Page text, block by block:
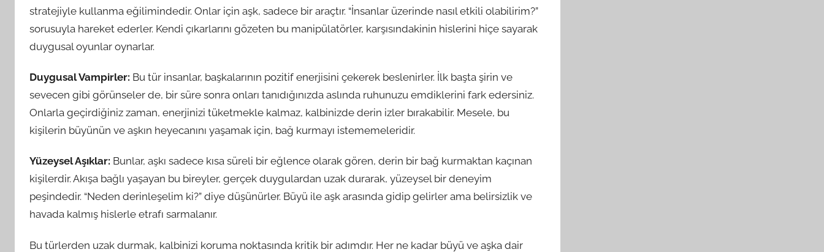
stratejiyle kullanma eğilimindedir. Onlar için aşk, sadece bir araçtır. “İnsanlar üzerinde nasıl etkili olabilirim?”
sorusuyla hareket ederler. Kendi çıkarlarını gözeten bu manipülatörler, karşısındakinin hislerini hiçe sayarak
duygusal oyunlar oynarlar.
Duygusal Vampirler: Bu tür insanlar, başkalarının pozitif enerjisini çekerek beslenirler. İlk başta şirin ve
sevecen gibi görünseler de, bir süre sonra onları tanıdığınızda aslında ruhunuzu emdiklerini fark edersiniz.
Onlarla geçirdiğiniz zaman, enerjinizi tüketmekle kalmaz, kalbinizde derin izler bırakabilir. Mesele, bu
kişilerin büyünün ve aşkın heyecanını yaşamak için, bağ kurmayı istememeleridir.
Yüzeysel Aşıklar: Bunlar, aşkı sadece kısa süreli bir eğlence olarak gören, derin bir bağ kurmaktan kaçınan
kişilerdir. Akışa bağlı yaşayan bu bireyler, gerçek duygulardan uzak durarak, yüzeysel bir deneyim
peşindedir. “Neden derinleşelim ki?” diye düşünürler. Büyü ile aşk arasında gidip gelirler ama belirsizlik ve
havada kalmış hislerle etrafı sarmalanır.
Bu türlerden uzak durmak, kalbinizi koruma noktasında kritik bir adımdır. Her ne kadar büyü ve aşka dair